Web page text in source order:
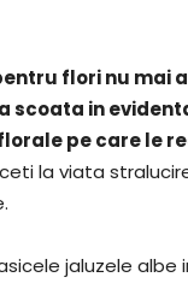
flori nu mai
scoata in
pe care le
la viata
jaluzele albe